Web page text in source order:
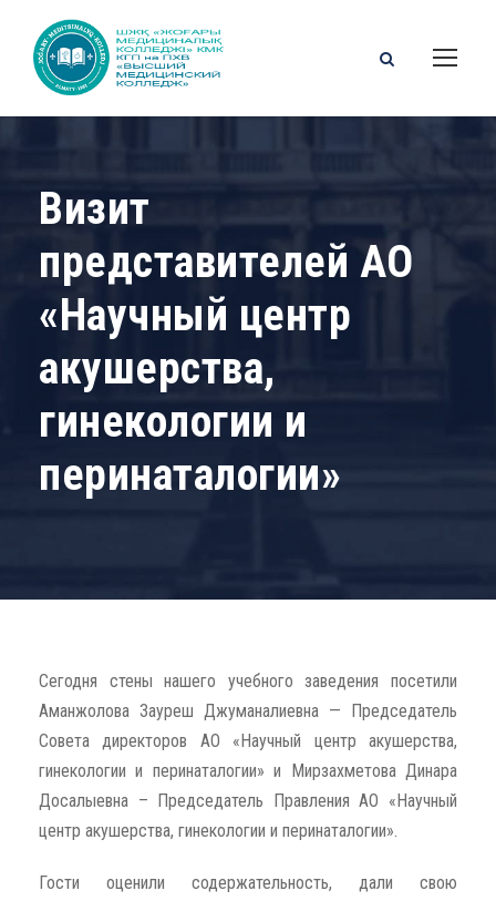
Визит
представителей АО
«Научный центр
акушерства,
гинекологии и
перинаталогии»
Сегодня стены нашего учебного заведения посетили
Аманжолова Зауреш Джуманалиевна — Председатель
Совета директоров АО «Научный центр акушерства,
гинекологии и перинаталогии» и Мирзахметова Динара
Досалыевна – Председатель Правления АО «Научный
центр акушерства, гинекологии и перинаталогии».
Гости оценили содержательность, дали свою